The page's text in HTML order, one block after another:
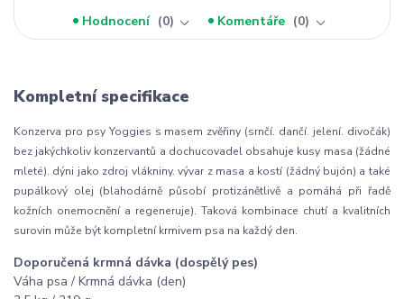
Hodnocení
0 Komentáře 0
Kompletní specifikace
Konzerva pro psy Yoggies s masem zvěřiny (srnčí. dančí. jelení. divočák)
bez jakýchkoliv konzervantů a dochucovadel obsahuje kusy masa (žádné
mleté). dýni jako zdroj vlákniny. vývar z masa a kostí (žádný bujón) a také
pupálkový olej (blahodárně působí protizánětlivě a pomáhá při řadě
kožních onemocnění a regeneruje). Taková kombinace chutí a kvalitních
surovin může být kompletní krmivem psa na každý den.
Doporučená krmná dávka (dospělý pes)
Váha psa / Krmná dávka (den)